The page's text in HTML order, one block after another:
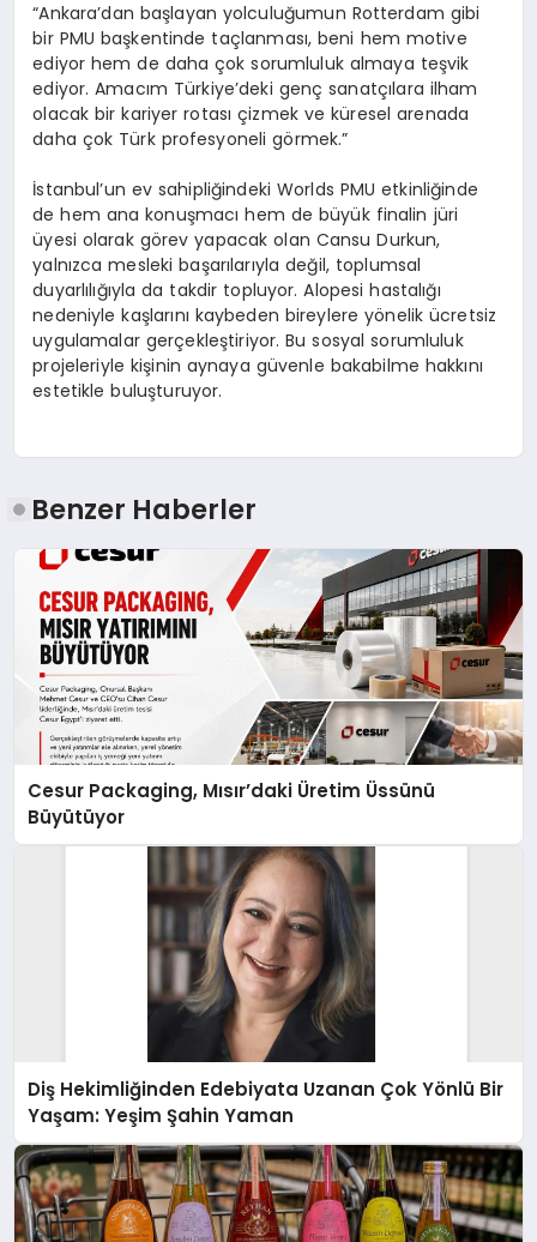
“Ankara’dan başlayan yolculuğumun Rotterdam gibi
bir PMU başkentinde taçlanması, beni hem motive
ediyor hem de daha çok sorumluluk almaya teşvik
ediyor. Amacım Türkiye’deki genç sanatçılara ilham
olacak bir kariyer rotası çizmek ve küresel arenada
daha çok Türk profesyoneli görmek.”
İstanbul’un ev sahipliğindeki Worlds PMU etkinliğinde
de hem ana konuşmacı hem de büyük finalin jüri
üyesi olarak görev yapacak olan Cansu Durkun,
yalnızca mesleki başarılarıyla değil, toplumsal
duyarlılığıyla da takdir topluyor. Alopesi hastalığı
nedeniyle kaşlarını kaybeden bireylere yönelik ücretsiz
uygulamalar gerçekleştiriyor. Bu sosyal sorumluluk
projeleriyle kişinin aynaya güvenle bakabilme hakkını
estetikle buluşturuyor.
Benzer Haberler
Cesur Packaging, Mısır’daki Üretim Üssünü
Büyütüyor
Diş Hekimliğinden Edebiyata Uzanan Çok Yönlü Bir
Yaşam: Yeşim Şahin Yaman